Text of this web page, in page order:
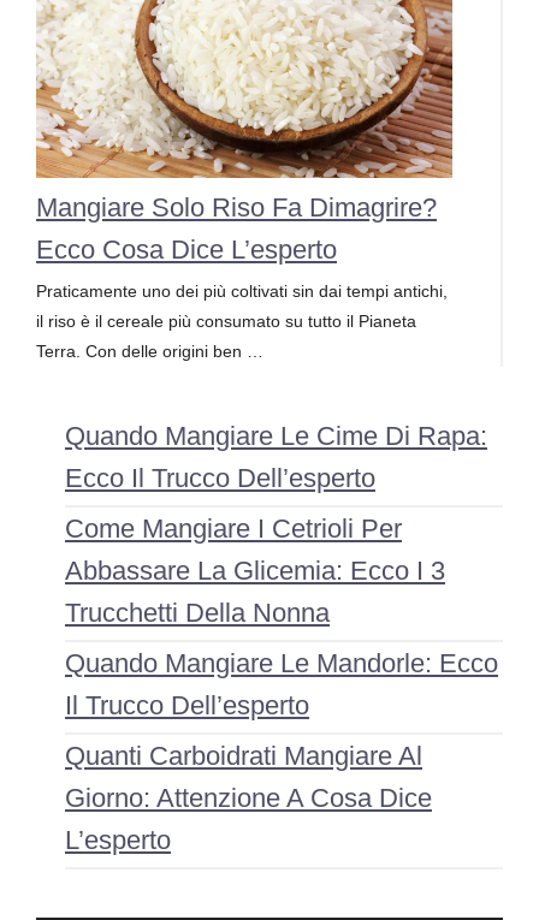
Mangiare Solo Riso Fa Dimagrire?
Ecco Cosa Dice L’esperto
Praticamente uno dei più coltivati sin dai tempi antichi,
il riso è il cereale più consumato su tutto il Pianeta
Terra. Con delle origini ben …
Quando Mangiare Le Cime Di Rapa:
Ecco Il Trucco Dell’esperto
Come Mangiare I Cetrioli Per
Abbassare La Glicemia: Ecco I 3
Trucchetti Della Nonna
Quando Mangiare Le Mandorle: Ecco
Il Trucco Dell’esperto
Quanti Carboidrati Mangiare Al
Giorno: Attenzione A Cosa Dice
L’esperto